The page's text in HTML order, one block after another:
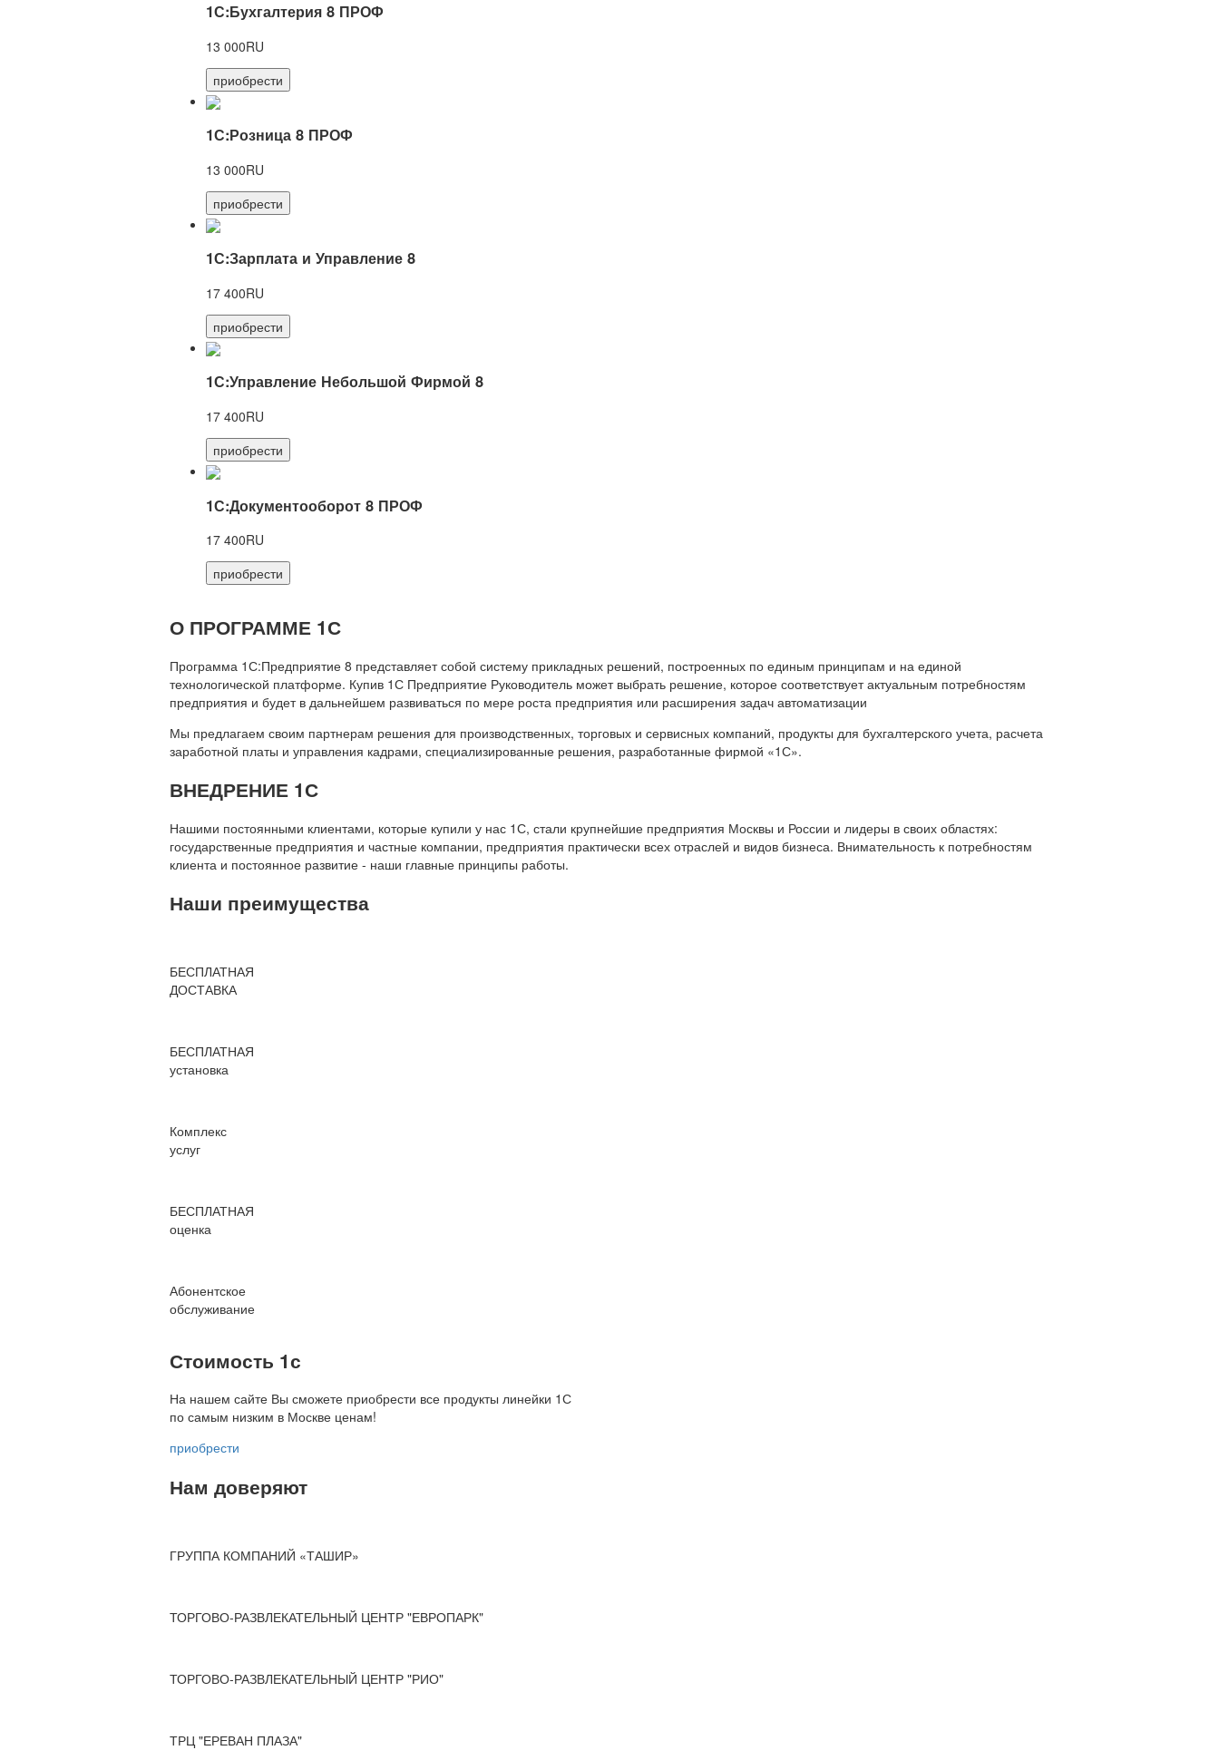
1С:Бухгалтерия 8 ПРОФ
13 000RU
приобрести
1С:Розница 8 ПРОФ
13 000RU
приобрести
1С:Зарплата и Управление 8
17 400RU
приобрести
1С:Управление Небольшой Фирмой 8
17 400RU
приобрести
1С:Документооборот 8 ПРОФ
17 400RU
приобрести
О ПРОГРАММЕ 1С
Программа 1С:Предприятие 8 представляет собой систему прикладных решений, построенных по единым принципам и на единой
технологической платформе. Купив 1С Предприятие Руководитель может выбрать решение, которое соответствует актуальным потребностям
предприятия и будет в дальнейшем развиваться по мере роста предприятия или расширения задач автоматизации
Мы предлагаем своим партнерам решения для производственных, торговых и сервисных компаний, продукты для бухгалтерского учета, расчета
заработной платы и управления кадрами, специализированные решения, разработанные фирмой «1С».
ВНЕДРЕНИЕ 1С
Нашими постоянными клиентами, которые купили у нас 1С, стали крупнейшие предприятия Москвы и России и лидеры в своих областях:
государственные предприятия и частные компании, предприятия практически всех отраслей и видов бизнеса. Внимательность к потребностям
клиента и постоянное развитие - наши главные принципы работы.
Наши преимущества
БЕСПЛАТНАЯ
ДОСТАВКА
БЕСПЛАТНАЯ
установка
Комплекс
услуг
БЕСПЛАТНАЯ
оценка
Абонентское
обслуживание
Стоимость 1с
На нашем сайте Вы сможете приобрести все продукты линейки 1С
по самым низким в Москве ценам!
приобрести
Нам доверяют
ГРУППА КОМПАНИЙ «ТАШИР»
ТОРГОВО-РАЗВЛЕКАТЕЛЬНЫЙ ЦЕНТР "ЕВРОПАРК"
ТОРГОВО-РАЗВЛЕКАТЕЛЬНЫЙ ЦЕНТР "РИО"
ТРЦ "ЕРЕВАН ПЛАЗА"